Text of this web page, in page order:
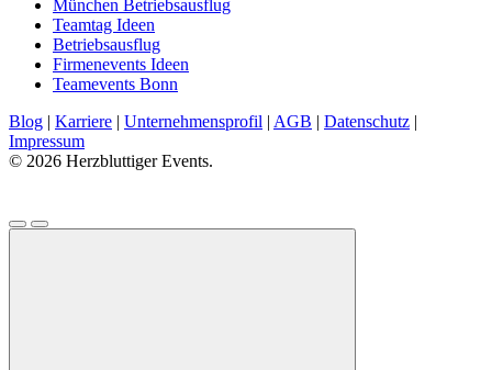
München Betriebsausflug
Teamtag Ideen
Betriebsausflug
Firmenevents Ideen
Teamevents Bonn
Blog | Karriere | Unternehmensprofil | AGB | Datenschutz |
Impressum
© 2026 Herzbluttiger Events.